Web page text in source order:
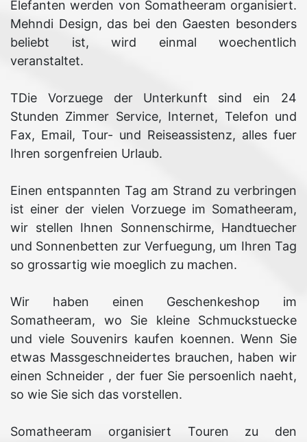
Elefanten werden von Somatheeram organisiert.
Mehndi Design, das bei den Gaesten besonders
beliebt ist, wird einmal woechentlich
veranstaltet.
TDie Vorzuege der Unterkunft sind ein 24
Stunden Zimmer Service, Internet, Telefon und
Fax, Email, Tour- und Reiseassistenz, alles fuer
Ihren sorgenfreien Urlaub.
Einen entspannten Tag am Strand zu verbringen
ist einer der vielen Vorzuege im Somatheeram,
wir stellen Ihnen Sonnenschirme, Handtuecher
und Sonnenbetten zur Verfuegung, um Ihren Tag
so grossartig wie moeglich zu machen.
Wir haben einen Geschenkeshop im
Somatheeram, wo Sie kleine Schmuckstuecke
und viele Souvenirs kaufen koennen. Wenn Sie
etwas Massgeschneidertes brauchen, haben wir
einen Schneider , der fuer Sie persoenlich naeht,
so wie Sie sich das vorstellen.
Somatheeram organisiert Touren zu den